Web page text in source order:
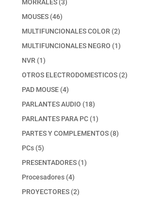
MORRALES 3
MOUSES 4646
productos
MULTIFUNCIONALES COLOR 22
productos
MULTIFUNCIONALES NEGRO 11
NVR 11
producto
OTROS ELECTRODOMESTICOS 22
PAD MOUSE 44
productos
PARLANTES AUDIO 1818
productos
PARLANTES PARA PC 11
producto
PARTES Y COMPLEMENTOS 88
PCs 55
productos
PRESENTADORES 11
Procesadores 44
productos
PROYECTORES 22